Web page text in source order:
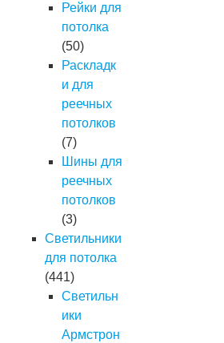
Рейки для
потолка
(50)
Раскладк
и для
реечных
потолков
(7)
Шины для
реечных
потолков
(3)
Светильники
для потолка
(441)
Светильн
ики
Армстрон